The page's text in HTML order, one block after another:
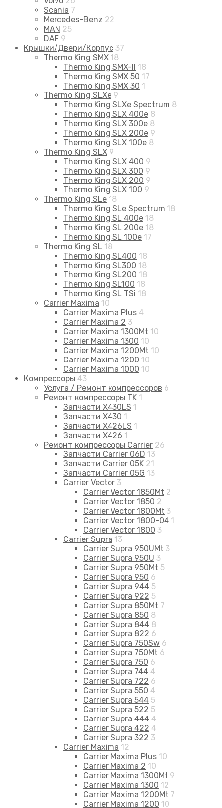
Scania 7
Mercedes-Benz 22
MAN 25
DAF 9
Крышки/Двери/Корпус 37
Thermo King SMX 18
Thermo King SMX-II 18
Thermo King SMX 50 17
Thermo King SMX 30 1
Thermo King SLXe 9
Thermo King SLXe Spectrum 8
Thermo King SLX 400e 8
Thermo King SLX 300e 8
Thermo King SLX 200e 9
Thermo King SLX 100e 8
Thermo King SLX 9
Thermo King SLX 400 9
Thermo King SLX 300 9
Thermo King SLX 200 9
Thermo King SLX 100 9
Thermo King SLe 18
Thermo King SLe Spectrum 18
Thermo King SL 400e 18
Thermo King SL 200e 18
Thermo King SL 100e 17
Thermo King SL 18
Thermo King SL400 18
Thermo King SL300 18
Thermo King SL200 18
Thermo King SL100 18
Thermo King SL TSi 18
Carrier Maxima 10
Carrier Maxima Plus 4
Carrier Maxima 2 3
Carrier Maxima 1300Mt 10
Carrier Maxima 1300 10
Carrier Maxima 1200Mt 10
Carrier Maxima 1200 10
Carrier Maxima 1000 10
Компрессоры 43
Услуга / Ремонт компрессоров 6
Ремонт компрессоры TK 1
Запчасти X430LS 1
Запчасти X430 1
Запчасти X426LS 1
Запчасти X426 1
Ремонт компрессоры Carrier 26
Запчасти Carrier 06D 13
Запчасти Carrier 05K 21
Запчасти Carrier 05G 13
Carrier Vector 3
Carrier Vector 1850Mt 2
Carrier Vector 1850 2
Carrier Vector 1800Mt 3
Carrier Vector 1800-04 1
Carrier Vector 1800 3
Carrier Supra 13
Carrier Supra 950UMt 3
Carrier Supra 950U 3
Carrier Supra 950Mt 5
Carrier Supra 950 6
Carrier Supra 944 5
Carrier Supra 922 5
Carrier Supra 850Mt 7
Carrier Supra 850 8
Carrier Supra 844 8
Carrier Supra 822 6
Carrier Supra 750Sw 6
Carrier Supra 750Mt 6
Carrier Supra 750 6
Carrier Supra 744 4
Carrier Supra 722 6
Carrier Supra 550 4
Carrier Supra 544 5
Carrier Supra 522 5
Carrier Supra 444 4
Carrier Supra 422 4
Carrier Supra 322 3
Carrier Maxima 12
Carrier Maxima Plus 10
Carrier Maxima 2 10
Carrier Maxima 1300Mt 9
Carrier Maxima 1300 12
Carrier Maxima 1200Mt 7
Carrier Maxima 1200 10